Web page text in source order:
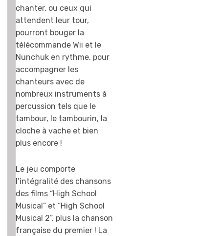
chanter, ou ceux qui
attendent leur tour,
pourront bouger la
télécommande Wii et le
Nunchuk en rythme, pour
accompagner les
chanteurs avec de
nombreux instruments à
percussion tels que le
tambour, le tambourin, la
cloche à vache et bien
plus encore !
Le jeu comporte
l’intégralité des chansons
des films “High School
Musical” et “High School
Musical 2”, plus la chanson
française du premier ! La